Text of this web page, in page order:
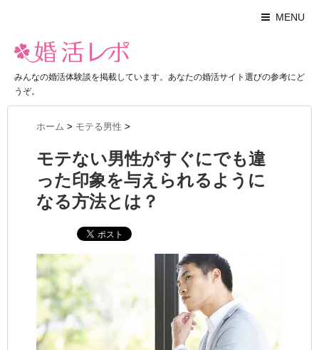
MENU
みんなの婚活体験談を掲載しています。あなたの婚活サイト選びの参考にど
うぞ。
ホーム > モテる男性 >
モテない男性がすぐにでも違
った印象を与えられるように
なる方法とは？